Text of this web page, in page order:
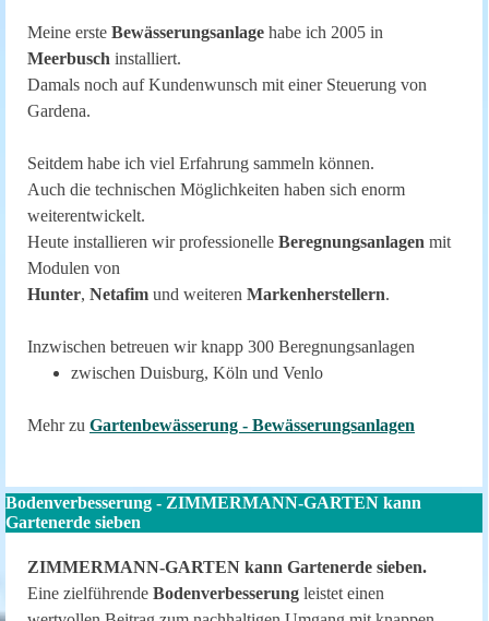
Meine erste Bewässerungsanlage habe ich 2005 in
Meerbusch installiert.
Damals noch auf Kundenwunsch mit einer Steuerung von
Gardena.
Seitdem habe ich viel Erfahrung sammeln können.
Auch die technischen Möglichkeiten haben sich enorm
weiterentwickelt.
Heute installieren wir professionelle Beregnungsanlagen mit
Modulen von
Hunter, Netafim und weiteren Markenherstellern.
Inzwischen betreuen wir knapp 300 Beregnungsanlagen
zwischen Duisburg, Köln und Venlo
Mehr zu Gartenbewässerung - Bewässerungsanlagen
Bodenverbesserung - ZIMMERMANN-GARTEN kann
Gartenerde sieben
ZIMMERMANN-GARTEN kann Gartenerde sieben.
Eine zielführende Bodenverbesserung leistet einen